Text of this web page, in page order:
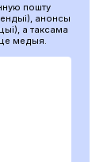
пошту
анонсы
а таксама
медыя.